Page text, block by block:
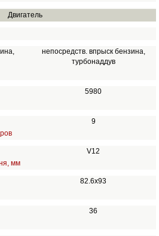
Двигатель
непосредств. впрыск бензина,
турбонаддув
5980
9
V12
мм
82.6x93
36